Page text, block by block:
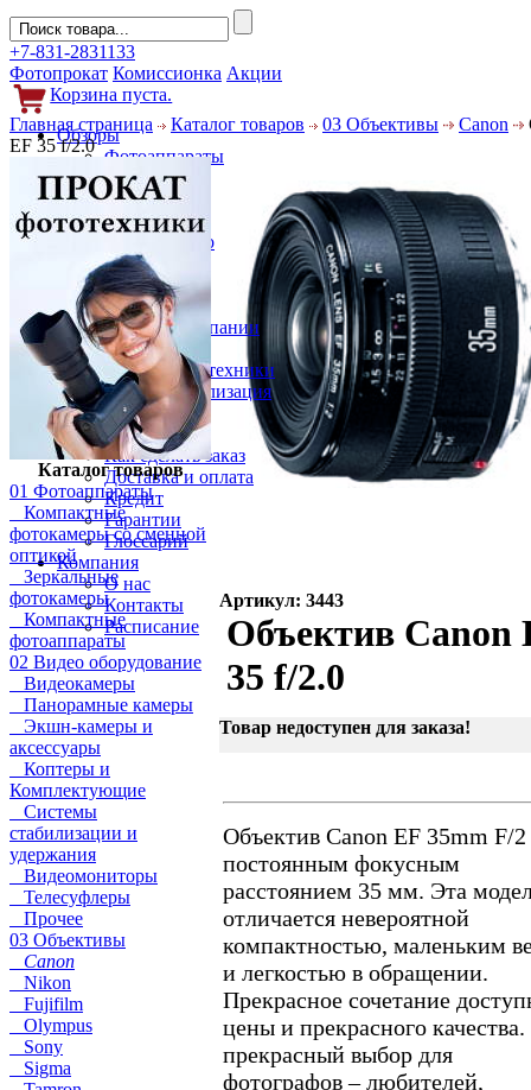
+7-831-2831133
Фотопрокат Комиссионка Акции
Корзина пуста.
Обзоры
Фотоаппараты
Объективы
Фильтры
Новости
Фото и видео
Гаджеты
Аксессуары
Слухи
Новости компании
Услуги
Прокат фототехники
Выкуп и реализация
Покупателям
Акции
Как сделать заказ
Доставка и оплата
Кредит
Гарантии
Глоссарий
Компания
О нас
Контакты
Расписание
Главная страница Каталог товаров 03 Объективы Canon
EF 35 f/2.0
Каталог товаров
01 Фотоаппараты
Компактные
фотокамеры со сменной
оптикой
Зеркальные
фотокамеры
Компактные
фотоаппараты
02 Видео оборудование
Видеокамеры
Панорамные камеры
Экшн-камеры и
аксессуары
Коптеры и
Комплектующие
Системы
стабилизации и
удержания
Видеомониторы
Телесуфлеры
Прочее
03 Объективы
Canon
Nikon
Fujifilm
Olympus
Sony
Sigma
Артикул: 3443
Объектив Canon
35 f/2.0
Товар недоступен для заказа!
Объектив Canon EF 35mm F/2
постоянным фокусным
расстоянием 35 мм. Эта
отличается невероятной
компактностью, маленьким
и легкостью в обращении.
Прекрасное сочетание
цены и прекрасного
прекрасный выбор для
фотографов – любителей,